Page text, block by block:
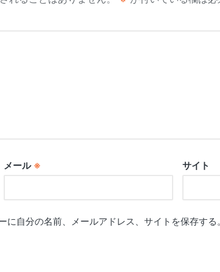
メール ※ サイト
に自分の名前、メールアドレス、サイトを保存する